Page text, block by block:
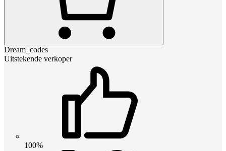
Dream_codes
Uitstekende verkoper
100%